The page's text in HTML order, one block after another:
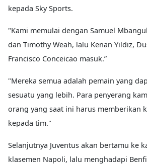
kepada Sky Sports.
"Kami memulai dengan Samuel
dan Timothy Weah, lalu Kenan Yildiz,
Francisco Conceicao masuk.”
"Mereka semua adalah pemain yang
sesuatu yang lebih. Para penyerang
orang yang saat ini harus memberikan
kepada tim."
Selanjutnya Juventus akan bertamu ke
klasemen Napoli, lalu menghadapi